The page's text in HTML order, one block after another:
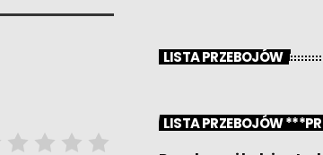
LISTA PRZEBOJÓW
LISTA PRZEBOJÓW